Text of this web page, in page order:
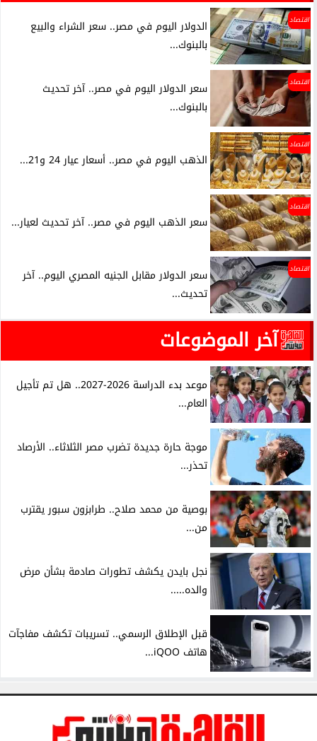
اقتصاد
الدولار اليوم في مصر.. سعر الشراء والبيع
بالبنوك...
اقتصاد
سعر الدولار اليوم في مصر.. آخر تحديث
بالبنوك...
اقتصاد
الذهب اليوم في مصر.. أسعار عيار 24 و21...
اقتصاد
سعر الذهب اليوم في مصر.. آخر تحديث لعيار...
اقتصاد
سعر الدولار مقابل الجنيه المصري اليوم.. آخر
تحديث...
آخر الموضوعات
موعد بدء الدراسة 2026-2027.. هل تم تأجيل
العام...
موجة حارة جديدة تضرب مصر الثلاثاء.. الأرصاد
تحذر...
بوصية من محمد صلاح.. طرابزون سبور يقترب
من...
نجل بايدن يكشف تطورات صادمة بشأن مرض
والده.....
قبل الإطلاق الرسمي.. تسريبات تكشف مفاجآت
هاتف iQOO...